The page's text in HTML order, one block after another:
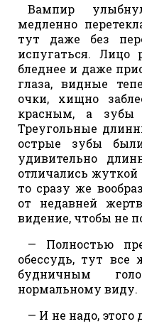
Вампир
медленно
тут даже без
испугаться. Лицо
бледнее и даже
глаза, видные
очки, хищно
красным, а зубы
Треугольные
острые зубы
удивительно
отличались
то сразу же
от недавней
видение, чтобы не
— Полностью
обессудь, тут
будничным
нормальному виду.
— И не надо, этого